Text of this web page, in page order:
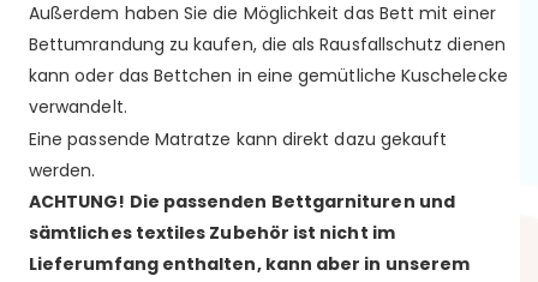
Außerdem haben Sie die Möglichkeit das Bett mit einer
Bettumrandung zu kaufen, die als Rausfallschutz dienen
kann oder das Bettchen in eine gemütliche Kuschelecke
verwandelt.
Eine passende Matratze kann direkt dazu gekauft
werden.
ACHTUNG! Die passenden Bettgarnituren und
sämtliches textiles Zubehör ist nicht im
Lieferumfang enthalten, kann aber in unserem